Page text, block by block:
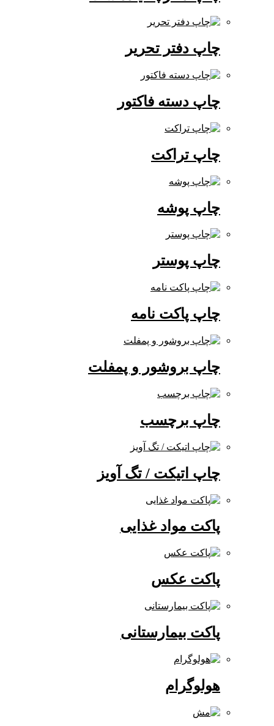
چاپ دفتر تحریر
چاپ دسته فاکتور
چاپ تراکت
چاپ پوشه
چاپ پوستر
چاپ پاکت نامه
چاپ بروشور و پمفلت
چاپ برچسب
چاپ اتیکت / تگ آویز
پاکت مواد غذایی
پاکت عکس
پاکت بیمارستانی
هولوگرام